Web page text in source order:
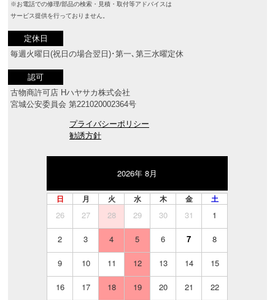
※お電話での修理/部品の検索・見積・取付等アドバイスは
サービス提供を行っておりません。
定休日
毎週火曜日(祝日の場合翌日)･第一､第三水曜定休
認可
古物商許可店 Hハヤサカ株式会社
宮城公安委員会 第221020002364号
プライバシーポリシー
勧誘方針
2026年 8月
日 月 火 水 木 金 土
26 27 28 29 30 31 1
2 3 4 5 6 7 8
9 10 11 12 13 14 15
16 17 18 19 20 21 22